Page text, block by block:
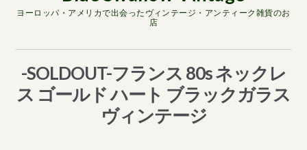
ヨーロッパ・アメリカで出会ったヴィンテージ・アンティーク雑貨のお
店
-SOLDOUT-フランス 80s ネックレ
ス ゴールド ハート ブラックガラス
ヴィンテージ